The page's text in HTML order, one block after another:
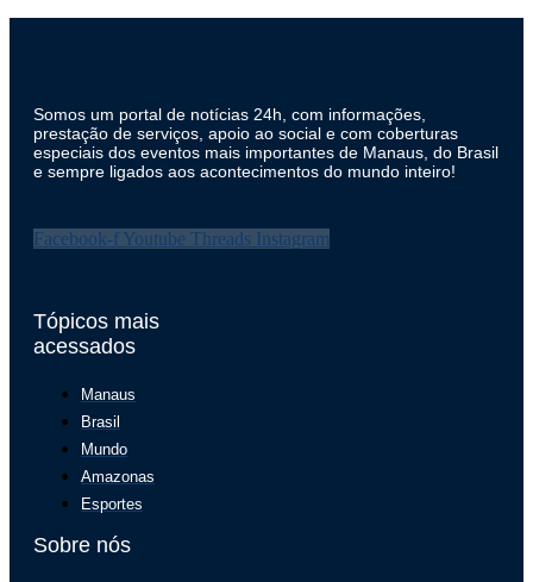
Somos um portal de notícias 24h, com informações,
prestação de serviços, apoio ao social e com coberturas
especiais dos eventos mais importantes de Manaus, do Brasil
e sempre ligados aos acontecimentos do mundo inteiro!
Facebook-f Youtube Threads Instagram
Tópicos mais
acessados
Manaus
Brasil
Mundo
Amazonas
Esportes
Sobre nós